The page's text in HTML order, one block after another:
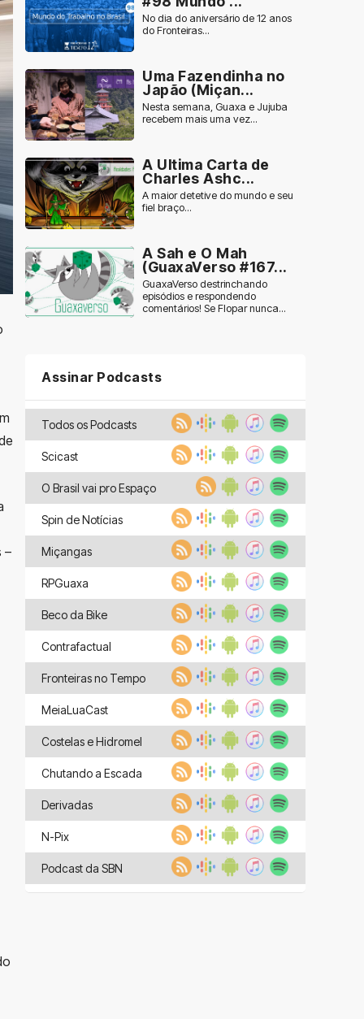
–
No dia do aniversário de 12 anos
do Fronteiras...
Uma Fazendinha no
Japão (Miçan...
Nesta semana, Guaxa e Jujuba
recebem mais uma vez...
A Ultima Carta de
Charles Ashc...
A maior detetive do mundo e seu
fiel braço...
A Sah e O Mah
(GuaxaVerso #167...
GuaxaVerso destrinchando
episódios e respondendo
comentários! Se Flopar nunca...
Assinar Podcasts
Todos os Podcasts
Scicast
O Brasil vai pro Espaço
Spin de Notícias
Miçangas
RPGuaxa
Beco da Bike
Contrafactual
Fronteiras no Tempo
MeiaLuaCast
Costelas e Hidromel
Chutando a Escada
Derivadas
N-Pix
Podcast da SBN